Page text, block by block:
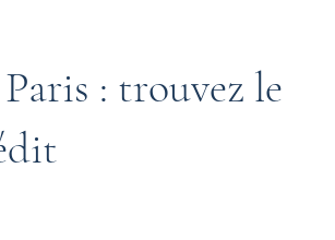
: trouvez le